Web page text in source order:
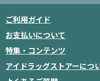
ご利用ガイド
お支払いについて
特集・コンテンツ
アイドラッグストアーにつ